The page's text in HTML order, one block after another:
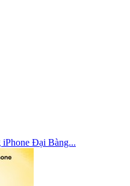
Đại Bàng...